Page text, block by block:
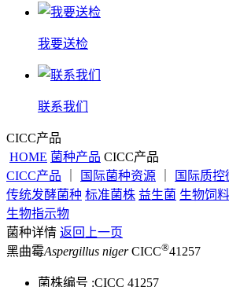
我要送检
联系我们
CICC产品
HOME 菌种产品 CICC产品
CICC产品
国际菌种资源
国际质控
传统发酵菌种 标准菌株 益生菌 生物饲
生物指示物
菌种详情 返回上一页
黑曲霉Aspergillus nigerCICC®41257
菌株编号 :CICC 41257